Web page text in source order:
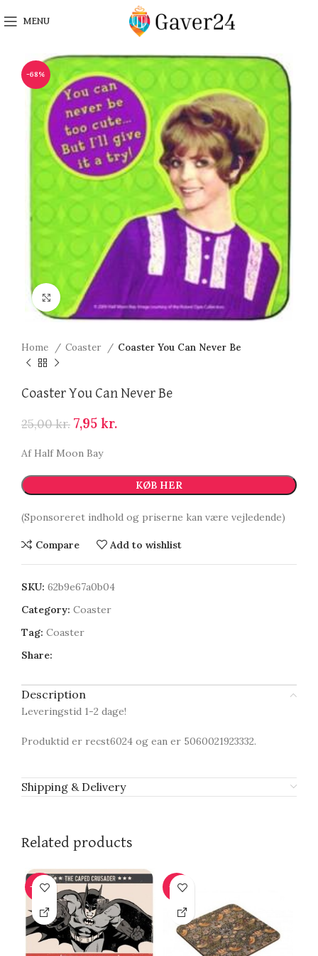
MENU
-68%
Click to enlarge
Home Coaster Coaster You Can Never Be
Coaster You Can Never Be
25,00kr. 7,95 kr.
Af Half Moon Bay
KØB HER
(Sponsoreret indhold og priserne kan være vejledende)
Compare Add to wishlist
SKU: 62b9e67a0b04
Category: Coaster
Tag: Coaster
Share:
Description
Leveringstid 1-2 dage!
Produktid er recst6024 og ean er 5060021923332.
Shipping & Delivery
Related products
-69% -9%